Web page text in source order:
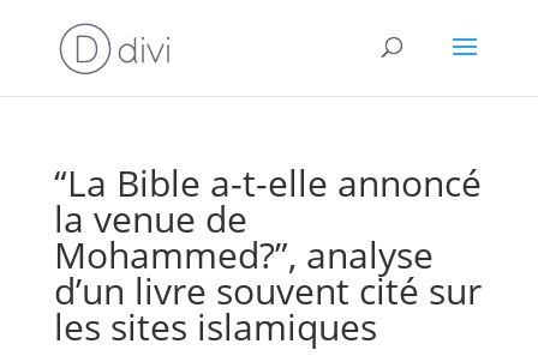
“La Bible a-t-elle annoncé
la venue de
Mohammed?”, analyse
d’un livre souvent cité sur
les sites islamiques